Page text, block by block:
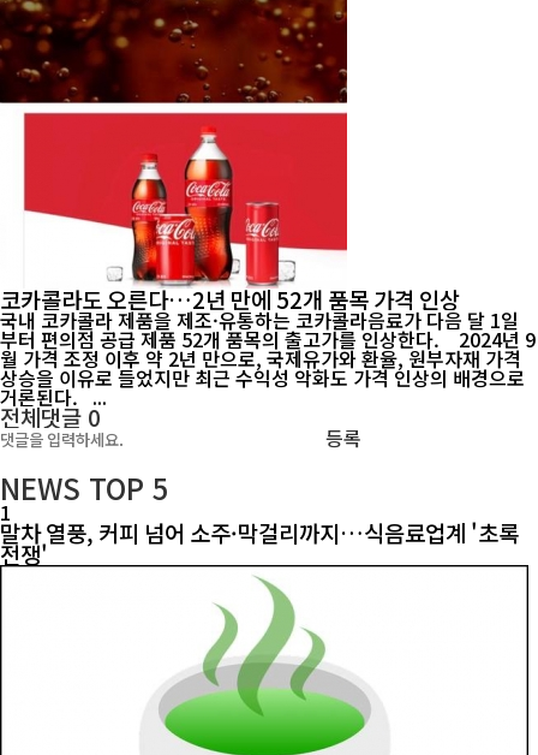
코카콜라도 오른다…2년 만에 52개 품목 가격 인상
국내 코카콜라 제품을 제조·유통하는 코카콜라음료가 다음 달 1일
부터 편의점 공급 제품 52개 품목의 출고가를 인상한다. 2024년 9
월 가격 조정 이후 약 2년 만으로, 국제유가와 환율, 원부자재 가격
상승을 이유로 들었지만 최근 수익성 악화도 가격 인상의 배경으로
거론된다. ...
전체댓글 0
등록
NEWS TOP 5
1
말차 열풍, 커피 넘어 소주·막걸리까지…식음료업계 '초록
전쟁'